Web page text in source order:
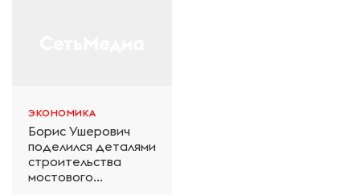
ЭКОНОМИКА
Борис Ушерович
поделился деталями
строительства
мостового